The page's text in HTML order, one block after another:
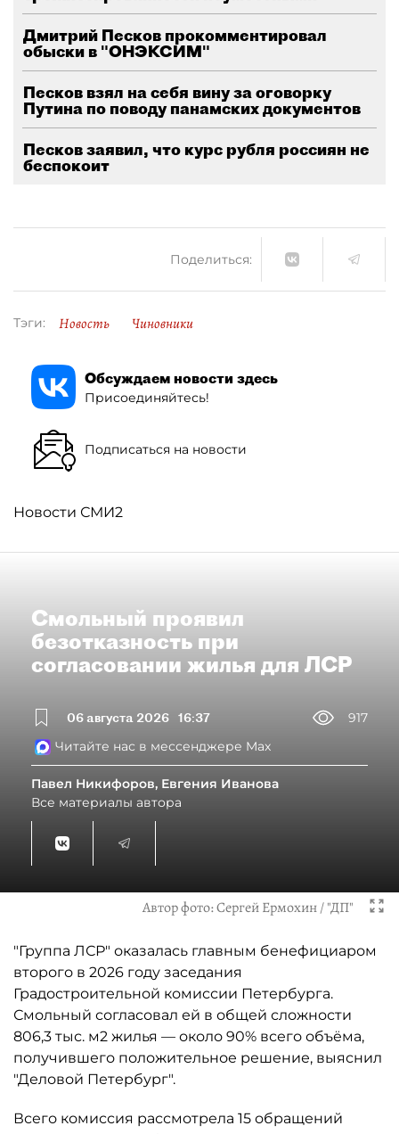
Дмитрий Песков прокомментировал
обыски в "ОНЭКСИМ"
Песков взял на себя вину за оговорку
Путина по поводу панамских документов
Песков заявил, что курс рубля россиян не
беспокоит
Поделиться:
Тэги: Новость Чиновники
Обсуждаем новости здесь
Присоединяйтесь!
Подписаться на новости
Новости СМИ2
Смольный проявил
безотказность при
согласовании жилья для ЛСР
06 августа 2026 16:37
917
Читайте нас в мессенджере Max
Павел Никифоров, Евгения Иванова
Все материалы автора
Автор фото:Сергей Ермохин / "ДП"
"Группа ЛСР" оказалась главным бенефициаром
второго в 2026 году заседания
Градостроительной комиссии Петербурга.
Смольный согласовал ей в общей сложности
806,3 тыс. м2 жилья — около 90% всего объёма,
получившего положительное решение, выяснил
"Деловой Петербург".
Всего комиссия рассмотрела 15 обращений